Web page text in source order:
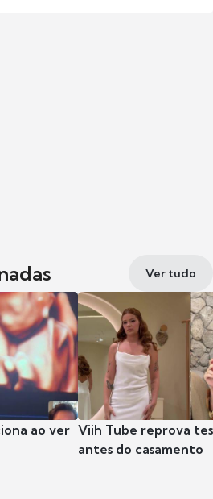
Ver tudo
ao ver Viih Tube reprova
antes do casamento